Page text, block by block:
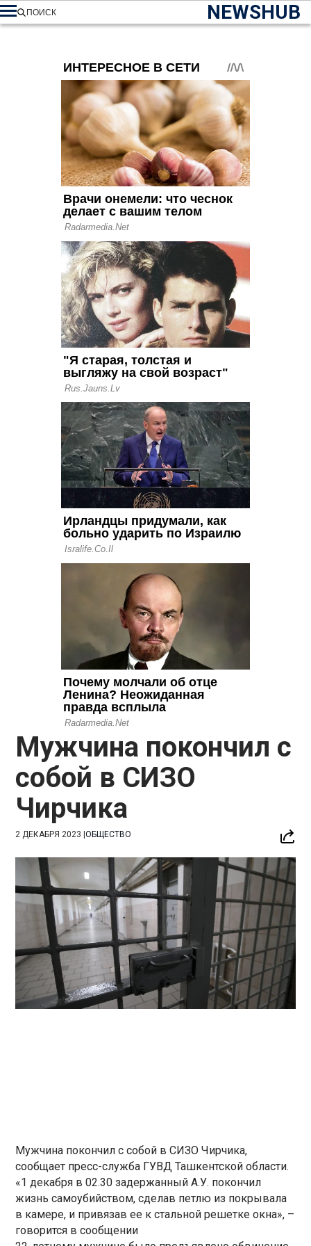
NEWSHUB
ПОИСК
Мужчина покончил с
собой в СИЗО
Чирчика
2 ДЕКАБРЯ 2023 |ОБЩЕСТВО
Мужчина покончил с собой в СИЗО Чирчика,
сообщает пресс-служба ГУВД Ташкентской области.
«1 декабря в 02.30 задержанный А.У. покончил
жизнь самоубийством, сделав петлю из покрывала
в камере, и привязав ее к стальной решетке окна», –
говорится в сообщении